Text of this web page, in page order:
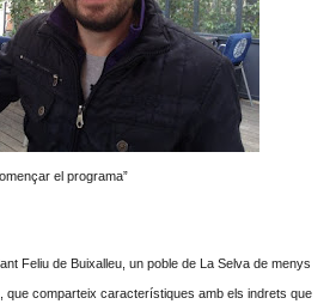
el programa”
Feliu de Buixalleu, un poble de La Selva de menys
que comparteix característiques amb els indrets que